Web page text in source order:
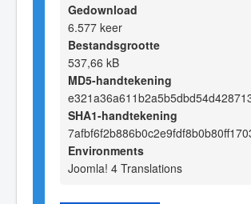
Gedownload
6.577 keer
Bestandsgrootte
537,66 kB
MD5-handtekening
SHA1-handtekening
Environments
Joomla! 4 Translations